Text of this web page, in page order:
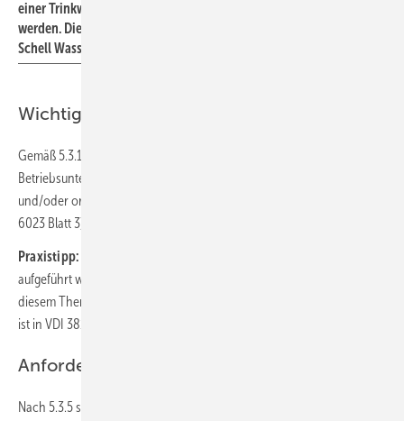
einer Trinkwasser-Installation überwacht und dokumentiert
werden. Dies gelingt komfortabel und wirtschaftlich mit dem
Schell Wassermanagement-System SWS.
Wichtige Inhalte im Raumbuch
Gemäß 5.3.1 gilt ein fehlender Wasseraustausch über mehr als 72 h als
Betriebsunterbrechung. Sie ist zu vermeiden oder durch technische
und/oder organisatorische Maßnahmen (siehe VDI 3810 Blatt 2 / VDI
6023 Blatt 3) zu kompensieren.
Praxistipp:
aufgeführt werden. Dadurch sollen Betreiber und Planer frühzeitig zu
diesem Thema ins Gespräch kommen. Ein Muster für das Raumbuch
ist in VDI 3810 Blatt 2 / VDI 6023 Blatt 3 enthalten.
Anforderungen an die Dimensionierung
Nach 5.3.5 sind vor allem für Trinkwasser-Installation mit hohen